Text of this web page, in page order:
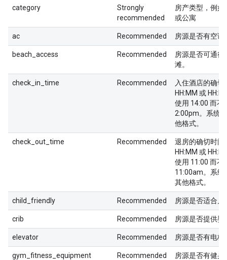
category
Strongly
recommended
房产类型，例
或公寓
ac Recommended 房源是否有空调
beach_access Recommended
房源是否可通
滩。
check_in_time Recommended
入住酒店的确
HH:MM 或
使用 14:00 而不
2:00pm。系统
他格式。
check_out_time Recommended
退房的确切时间
HH:MM 或
使用 11:00 而不
11:00am。系统
其他格式。
child_friendly Recommended 房源是否适合儿
crib Recommended 房源是否提供婴
elevator Recommended 房源是否有电梯
gym_fitness_equipment Recommended 房源是否有健